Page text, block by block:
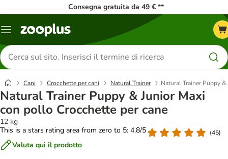
Consegna gratuita da 49 € **
Overview
Cerca
prodotti
Cani Crocchette per cani Natural Trainer Natural Trainer Puppy
Natural Trainer Puppy & Junior Maxi
con pollo Crocchette per cane
12 kg
This is a stars rating area from zero to 5: 4.8/5
(45)
Valuta qui il prodotto